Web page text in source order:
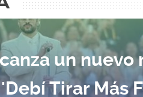
un nuevo
Tirar Más